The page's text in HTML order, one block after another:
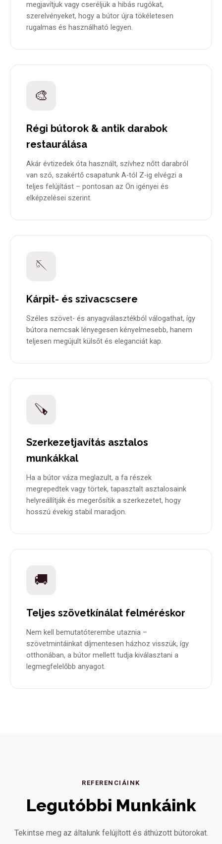
megjavítjuk vagy cseréljük a hibás rugókat,
szerelvényeket, hogy a bútor újra tökéletesen
rugalmas és használható legyen.
🎨
Régi bútorok & antik darabok
restaurálása
Akár évtizedek óta használt, szívhez nőtt darabról
van szó, szakértő csapatunk A-tól Z-ig elvégzi a
teljes felújítást – pontosan az Ön igényei és
elképzelései szerint.
🪡
Kárpit- és szivacscsere
Széles szövet- és anyagválasztékból válogathat, így
bútora nemcsak lényegesen kényelmesebb, hanem
teljesen megújult külsőt és eleganciát kap.
🪚
Szerkezetjavítás asztalos
munkákkal
Ha a bútor váza meglazult, a fa részek
megrepedtek vagy törtek, tapasztalt asztalosaink
helyreállítják és megerősítik a szerkezetet, hogy
hosszú évekig stabil maradjon.
🚚
Teljes szövetkínálat felméréskor
Nem kell bemutatóterembe utaznia –
szövetmintáinkat díjmentesen házhoz visszük, így
otthonában, a bútor mellett tudja kiválasztani a
legmegfelelőbb anyagot.
REFERENCIÁINK
Legutóbbi Munkáink
Tekintse meg az általunk felújított és áthúzott bútorokat.